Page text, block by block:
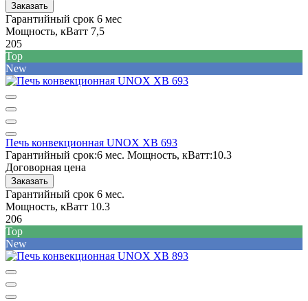
Заказать
Гарантийный срок 6 мес
Мощность, кВатт 7,5
205
Top
New
Печь конвекционная UNOX XB 693
Гарантийный срок:6 мес. Мощность, кВатт:10.3
Договорная цена
Заказать
Гарантийный срок 6 мес.
Мощность, кВатт 10.3
206
Top
New